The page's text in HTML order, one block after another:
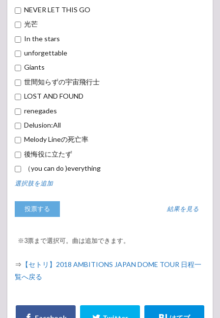
NEVER LET THIS GO
光芒
In the stars
unforgettable
Giants
世間知らずの宇宙飛行士
LOST AND FOUND
renegades
Delusion:All
Melody Lineの死亡率
後悔役に立たず
（you can do )everything
選択肢を追加
結果を見る
※3票まで選択可。曲は追加できます。
⇒ 【セトリ】2018 AMBITIONS JAPAN DOME TOUR 日程一
覧へ戻る